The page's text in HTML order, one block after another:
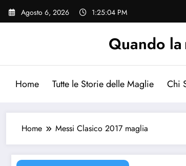
Vai
Agosto 6, 2026 1:25:04 PM
Quando
Home Tutte le Storie delle Maglie Chi
Home Messi Clasico 2017 maglia